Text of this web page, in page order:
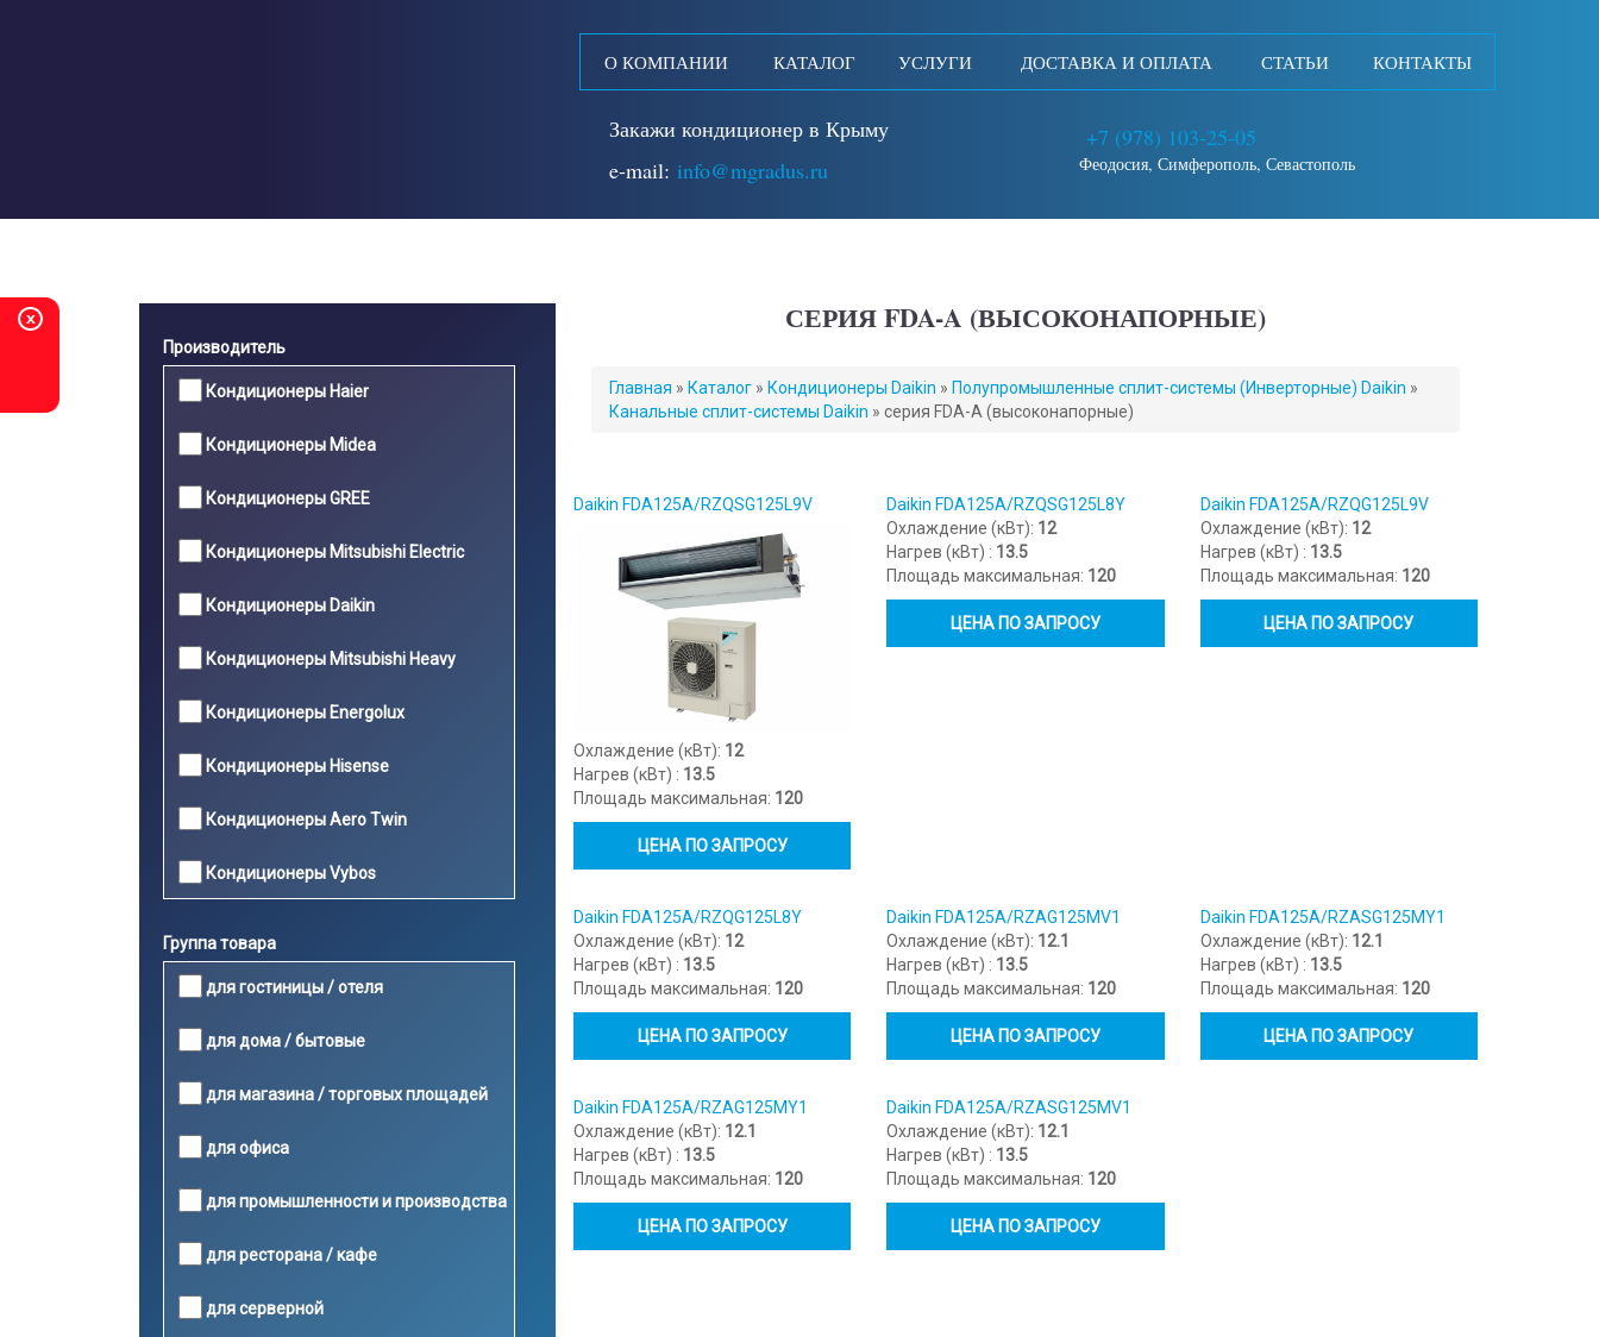
x
О КОМПАНИИ КАТАЛОГ УСЛУГИ ДОСТАВКА И ОПЛАТА СТАТЬИ КОНТАКТЫ
Закажи кондиционер в Крыму
e-mail: info@mgradus.ru
+7 (978) 103-25-05
Феодосия, Симферополь, Севастополь
Производитель
Кондиционеры Haier
Кондиционеры Midea
Кондиционеры GREE
Кондиционеры Mitsubishi Electric
Кондиционеры Daikin
Кондиционеры Mitsubishi Heavy
Кондиционеры Energolux
Кондиционеры Hisense
Кондиционеры Aero Twin
Кондиционеры Vybos
Группа товара
для гостиницы / отеля
для дома / бытовые
для магазина / торговых площадей
для офиса
для промышленности и производства
для ресторана / кафе
для серверной
СЕРИЯ FDA-A (ВЫСОКОНАПОРНЫЕ)
ВЫ
ЗДЕСЬ
Главная » Каталог » Кондиционеры Daikin » Полупромышленные сплит-системы (Инверторные) Daikin »
Канальные сплит-системы Daikin » серия FDA-A (высоконапорные)
Daikin FDA125A/RZQSG125L9V
Охлаждение (кВт): 12
Нагрев (кВт) : 13.5
Площадь максимальная: 120
ЦЕНА ПО ЗАПРОСУ
Daikin FDA125A/RZQSG125L8Y
Охлаждение (кВт): 12
Нагрев (кВт) : 13.5
Площадь максимальная: 120
ЦЕНА ПО ЗАПРОСУ
Daikin FDA125A/RZQG125L9V
Охлаждение (кВт): 12
Нагрев (кВт) : 13.5
Площадь максимальная: 120
ЦЕНА ПО ЗАПРОСУ
Daikin FDA125A/RZQG125L8Y
Охлаждение (кВт): 12
Нагрев (кВт) : 13.5
Площадь максимальная: 120
ЦЕНА ПО ЗАПРОСУ
Daikin FDA125A/RZAG125MV1
Охлаждение (кВт): 12.1
Нагрев (кВт) : 13.5
Площадь максимальная: 120
ЦЕНА ПО ЗАПРОСУ
Daikin FDA125A/RZASG125MY1
Охлаждение (кВт): 12.1
Нагрев (кВт) : 13.5
Площадь максимальная: 120
ЦЕНА ПО ЗАПРОСУ
Daikin FDA125A/RZAG125MY1
Охлаждение (кВт): 12.1
Нагрев (кВт) : 13.5
Площадь максимальная: 120
ЦЕНА ПО ЗАПРОСУ
Daikin FDA125A/RZASG125MV1
Охлаждение (кВт): 12.1
Нагрев (кВт) : 13.5
Площадь максимальная: 120
ЦЕНА ПО ЗАПРОСУ